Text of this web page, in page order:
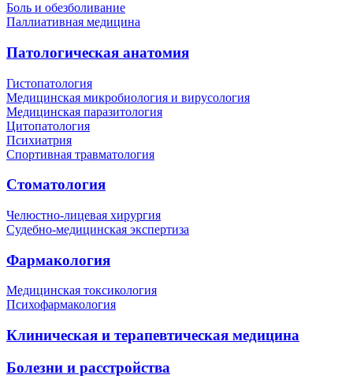
Боль и обезболивание
Паллиативная медицина
Патологическая анатомия
Гистопатология
Медицинская микробиология и вирусология
Медицинская паразитология
Цитопатология
Психиатрия
Спортивная травматология
Стоматология
Челюстно-лицевая хирургия
Судебно-медицинская экспертиза
Фармакология
Медицинская токсикология
Психофармакология
Клиническая и терапевтическая медицина
Болезни и расстройства